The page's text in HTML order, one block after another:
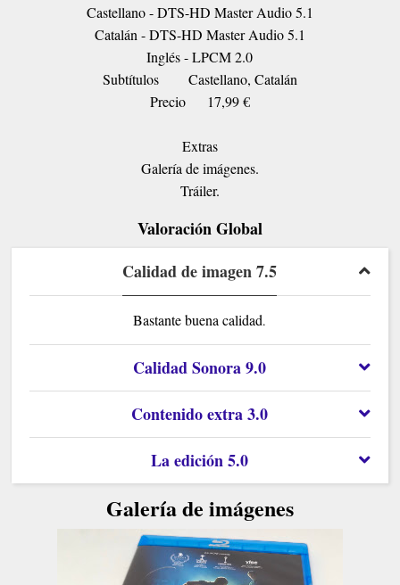
Castellano - DTS-HD Master Audio 5.1
Catalán - DTS-HD Master Audio 5.1
Inglés - LPCM 2.0
Subtítulos
Castellano, Catalán
Precio
17,99 €
Extras
Galería de imágenes.
Tráiler.
Valoración Global
Calidad de imagen 7.5
Bastante buena calidad.
Calidad Sonora 9.0
Contenido extra 3.0
La edición 5.0
Galería de imágenes